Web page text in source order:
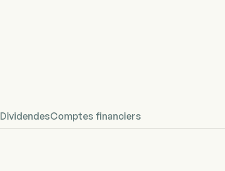
DividendesComptes financiers